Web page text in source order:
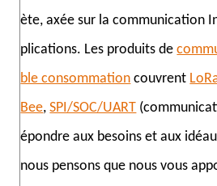
ète, axée sur la communication
plications. Les produits de
ble consommation couvrent
Bee,SPI/SOC/UART
épondre aux besoins et aux
nous pensons que nous vous